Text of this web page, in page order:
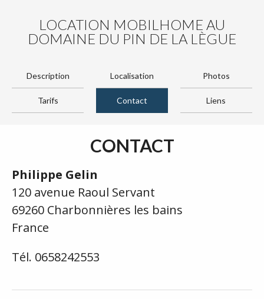
LOCATION MOBILHOME AU
DOMAINE DU PIN DE LA LÈGUE
Description Localisation Photos
Tarifs Contact Liens
CONTACT
Philippe Gelin
120 avenue Raoul Servant
69260 Charbonnières les bains
France
Tél. 0658242553